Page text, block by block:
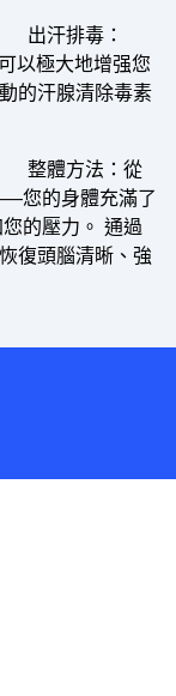
出汗排毒：
以極大地增强您
的汗腺清除毒素
整體方法：從
您的身體充滿了
的壓力。 通過
復頭腦清晰、強